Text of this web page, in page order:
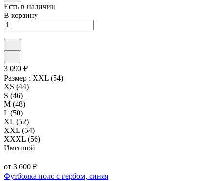
Есть в наличии
В корзину
3 090 ₽
Размер : XXL (54)
XS (44)
S (46)
M (48)
L (50)
XL (52)
XXL (54)
XXXL (56)
Именной
от 3 600 ₽
Футболка поло с гербом, синяя